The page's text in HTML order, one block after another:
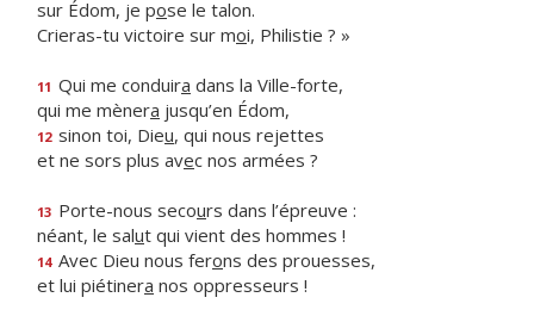
sur Édom, je pose le talon.
Crieras-tu victoire sur moi, Philistie ? »
11 Qui me conduira dans la Ville-forte,
qui me mènera jusqu’en Édom,
12 sinon toi, Dieu, qui nous rejettes
et ne sors plus avec nos armées ?
13 Porte-nous secours dans l’épreuve :
néant, le salut qui vient des hommes !
14 Avec Dieu nous ferons des prouesses,
et lui piétinera nos oppresseurs !